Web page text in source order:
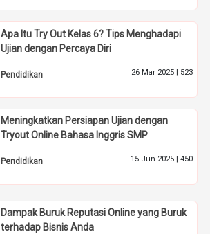
Apa Itu Try Out Kelas 6? Tips Menghadapi
Ujian dengan Percaya Diri
Pendidikan 26 Mar 2025 | 523
Meningkatkan Persiapan Ujian dengan
Tryout Online Bahasa Inggris SMP
Pendidikan 15 Jun 2025 | 450
Dampak Buruk Reputasi Online yang Buruk
terhadap Bisnis Anda